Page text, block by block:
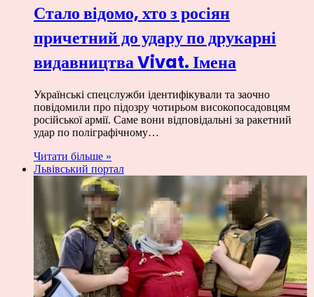
Стало відомо, хто з росіян
причетний до удару по друкарні
видавництва Vivat. Імена
Українські спецслужби ідентифікували та заочно
повідомили про підозру чотирьом високопосадовцям
російської армії. Саме вони відповідальні за ракетний
удар по поліграфічному…
Читати більше »
Львівський портал